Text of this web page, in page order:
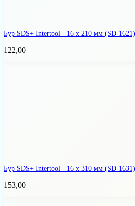
Бур SDS+ Intertool - 16 х 210 мм (SD-1621)
122,00
Бур SDS+ Intertool - 16 х 310 мм (SD-1631)
153,00